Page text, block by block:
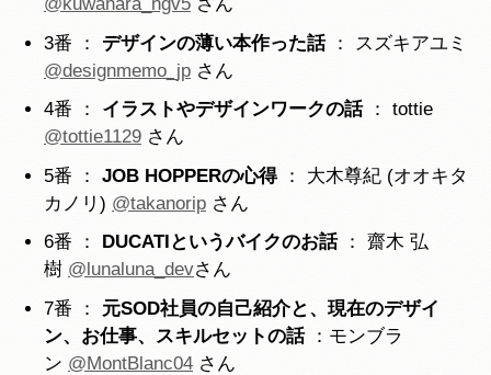
3番 ： デザインの薄い本作った話： スズキアユミ
@designmemo_jp さん
4番 ： イラストやデザインワークの話： tottie
@tottie1129 さん
5番 ： JOB HOPPERの心得： 大木尊紀 (オオキタ
カノリ) @takanorip さん
6番 ： DUCATIというバイクのお話： 齋木 弘
樹 @lunaluna_devさん
7番 ： 元SOD社員の自己紹介と、現在のデザイ
ン、お仕事、スキルセットの話：モンブラ
ン @MontBlanc04 さん